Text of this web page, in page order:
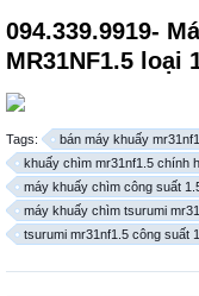
094.339.9919-
MR31NF1.5 loại
Tags: bán máy khuấy
khuấy chìm mr31nf1.5 chính
máy khuấy chìm công suất
máy khuấy chìm tsurumi
tsurumi mr31nf1.5 công suất